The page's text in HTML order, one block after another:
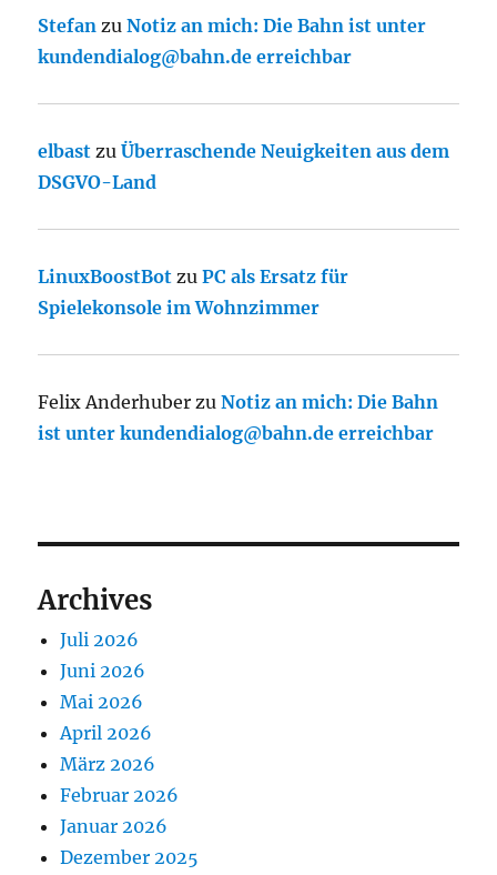
Stefan zuNotiz an mich: Die Bahn ist unter
kundendialog@bahn.de erreichbar
elbast zuÜberraschende Neuigkeiten aus dem
DSGVO-Land
LinuxBoostBot zuPC als Ersatz für
Spielekonsole im Wohnzimmer
Felix Anderhuber zuNotiz an mich: Die Bahn
ist unter kundendialog@bahn.de erreichbar
Archives
Juli 2026
Juni 2026
Mai 2026
April 2026
März 2026
Februar 2026
Januar 2026
Dezember 2025